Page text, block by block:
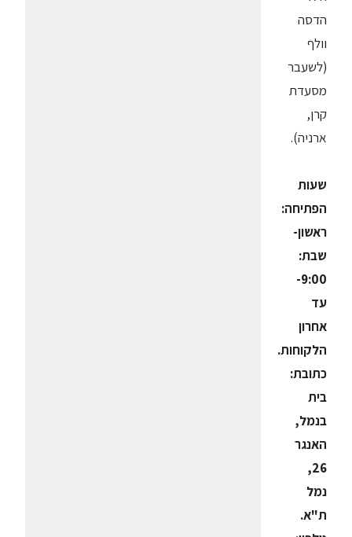
הדסה
וולף
(לשעבר
מסעדת
קרן,
ארניה).
שעות
הפתיחה:
ראשון-
שבת:
9:00-
עד
אחרון
הלקוחות.
כתובת:
בית
בנמל,
האנגר
26,
נמל
ת"א.